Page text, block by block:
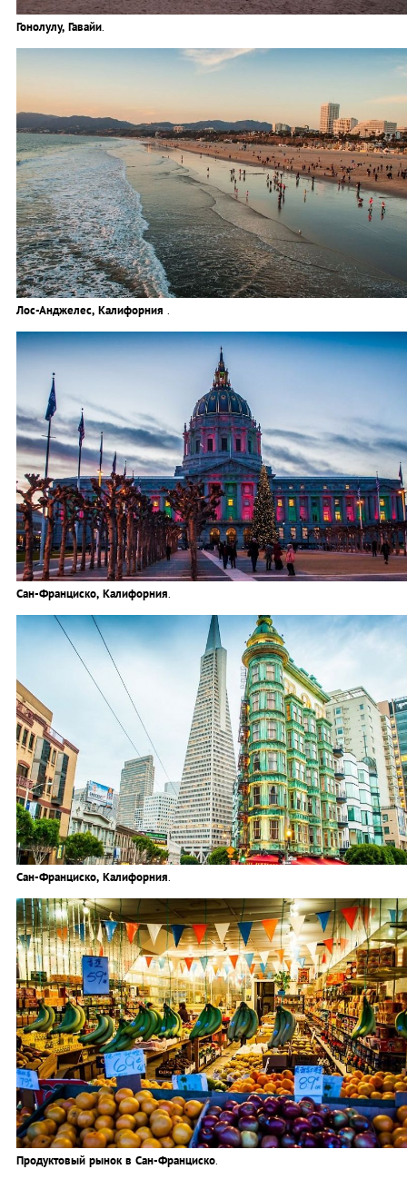
Гонолулу, Гавайи.
Лос-Анджелес, Калифорния .
Сан-Франциско, Калифорния.
Сан-Франциско, Калифорния.
Продуктовый рынок в Сан-Франциско.